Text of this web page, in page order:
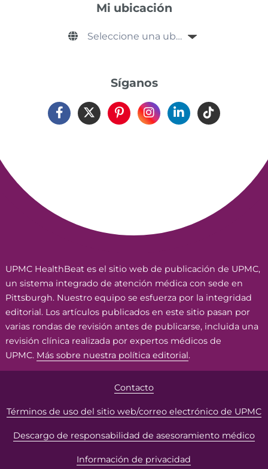
Mi ubicación
Síganos
UPMC HealthBeat es el sitio web de publicación de UPMC,
un sistema integrado de atención médica con sede en
Pittsburgh. Nuestro equipo se esfuerza por la integridad
editorial. Los artículos publicados en este sitio pasan por
varias rondas de revisión antes de publicarse, incluida una
revisión clínica realizada por expertos médicos de
UPMC. Más sobre nuestra política editorial.
Contacto
Términos de uso del sitio web/correo electrónico de UPMC
Descargo de responsabilidad de asesoramiento médico
Información de privacidad